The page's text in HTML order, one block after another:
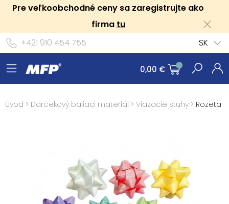
Pre veľkoobchodné ceny sa zaregistrujte ako
firma tu
+421 910 454 755
SK
0,00 €
Úvod > Darčekový baliaci materiál > Viazacie stuhy > Rozeta